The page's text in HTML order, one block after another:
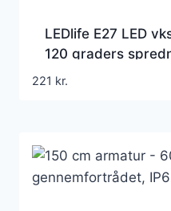
LEDlife E27 LED
120 graders
230V, 28W, 28W
221 kr.